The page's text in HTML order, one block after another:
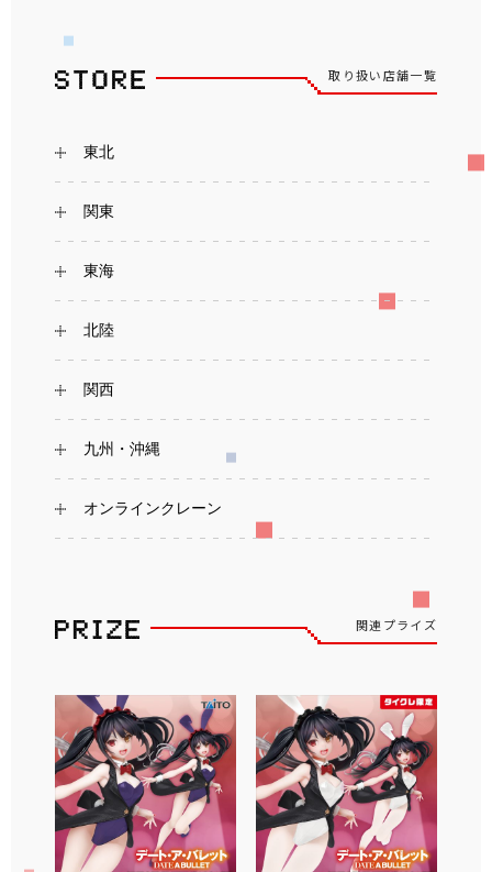
取り扱い店舗一覧
東北
関東
東海
北陸
関西
九州・沖縄
オンラインクレーン
関連プライズ